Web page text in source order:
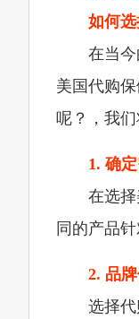
如何
在当
美国代购
呢？，我
1. 确
在选
同的产品
2. 品
选择代